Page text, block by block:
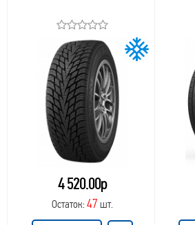
4 520.00р
Остаток: 47 шт.